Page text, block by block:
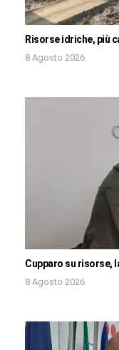
Risorse idriche, più
8 Agosto 2026
Cupparo su risorse,
8 Agosto 2026